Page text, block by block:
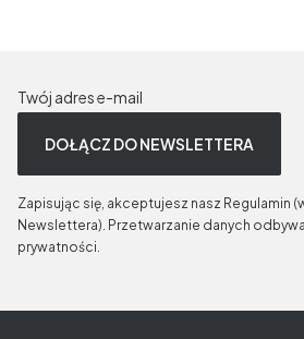
Twój adres e-mail
DOŁĄCZ DO NEWSLETTERA
Zapisując się, akceptujesz nasz Regulamin
Newslettera). Przetwarzanie danych
prywatności.